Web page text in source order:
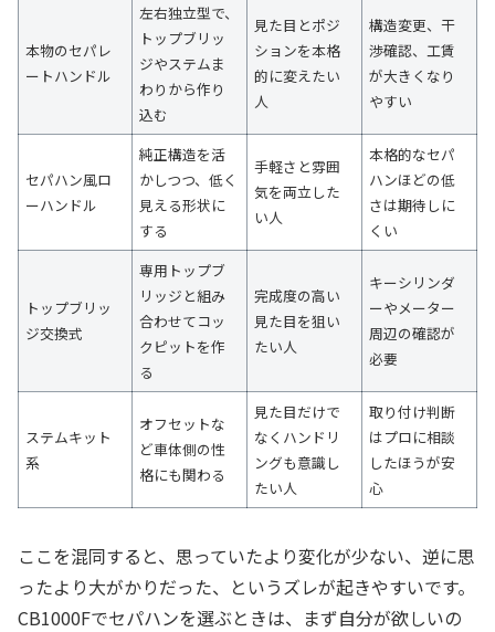
本物のセパレ
ートハンドル
左右独立型で、
トップブリッ
ジやステムま
わりから作り
込む
見た目とポジ
ションを本格
的に変えたい
人
構造変更、干
渉確認、工賃
が大きくなり
やすい
セパハン風ロ
ーハンドル
純正構造を活
かしつつ、低く
見える形状に
する
手軽さと雰囲
気を両立した
い人
本格的なセパ
ハンほどの低
さは期待しに
くい
トップブリッ
ジ交換式
専用トップブ
リッジと組み
合わせてコッ
クピットを作
る
完成度の高い
見た目を狙い
たい人
キーシリンダ
ーやメーター
周辺の確認が
必要
ステムキット
系
オフセットな
ど車体側の性
格にも関わる
見た目だけで
なくハンドリ
ングも意識し
たい人
取り付け判断
はプロに相談
したほうが安
心
ここを混同すると、思っていたより変化が少ない、逆に思
ったより大がかりだった、というズレが起きやすいです。
CB1000Fでセパハンを選ぶときは、まず自分が欲しいの